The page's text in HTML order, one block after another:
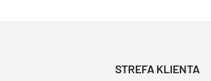
STREFA KLIENTA